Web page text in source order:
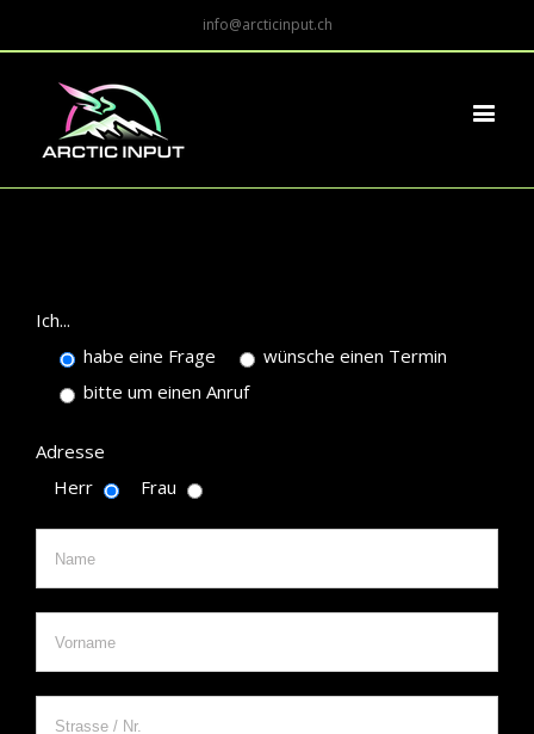
info@arcticinput.ch
Ich...
habe eine Frage
wünsche einen Termin
bitte um einen Anruf
Adresse
Herr
Frau